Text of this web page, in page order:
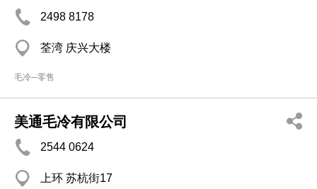
2498 8178
荃湾 庆兴大楼
毛冷─零售
美通毛冷有限公司
2544 0624
上环 苏杭街17